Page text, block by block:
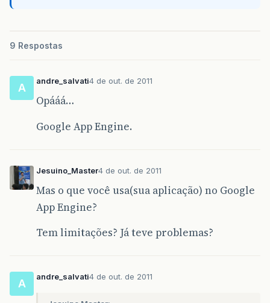
9 Respostas
A
andre_salvati4 de out. de 2011
Opááá…
Google App Engine.
Jesuino_Master4 de out. de 2011
Mas o que você usa(sua aplicação) no Google
App Engine?
Tem limitações? Já teve problemas?
A
andre_salvati4 de out. de 2011